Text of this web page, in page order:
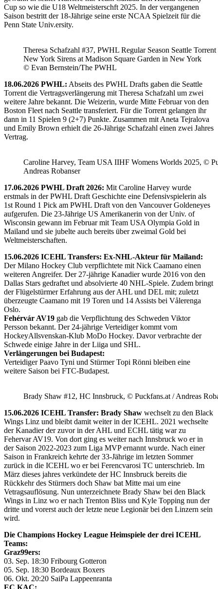
Cup so wie die U18 Weltmeisterschft 2025. In der vergangenen
Saison bestritt der 18-Jährige seine erste NCAA Spielzeit für die
Penn State Univ.ersity.
Theresa Schafzahl #37, PWHL Regular Season Seattle Torrent
New York Sirens at Madison Square Garden in New York
© Evan Bernstein/The PWHL
18.06.2026 PWHL: Abseits des PWHL Drafts gaben die Seattle
Torrent die Vertragsverlängerung mit Theresa Schafzahl um zwei
weitere Jahre bekannt. Die Weizerin, wurde Mitte Februar von den
Boston Fleet nach Seattle transferiert. Für die Torrent gelangen ihr
dann in 11 Spielen 9 (2+7) Punkte. Zusammen mit Aneta Tejralova
und Emily Brown erhielt die 26-Jährige Schafzahl einen zwei Jahres
Vertrag.
Caroline Harvey, Team USA IIHF Womens Worlds 2025, ©
Andreas Robanser
17.06.2026 PWHL Draft 2026: Mit Caroline Harvey wurde
erstmals in der PWHL Draft Geschichte eine Defensivspielerin als
1st Round 1 Pick am PWHL Draft von den Vancouver Goldeneyes
aufgerufen. Die 23-Jährige US Amerikanerin von der Univ. of
Wisconsin gewann im Februar mit Team USA Olympia Gold in
Mailand und sie jubelte auch bereits über zweimal Gold bei
Weltmeisterschaften.
15.06.2026 ICEHL Transfers: Ex-NHL-Akteur für Mailand:
Der Milano Hockey Club verpflichtete mit Nick Caamano einen
weiteren Angreifer. Der 27-jährige Kanadier wurde 2016 von den
Dallas Stars gedraftet und absolvierte 40 NHL-Spiele. Zudem bringt
der Flügelstürmer Erfahrung aus der AHL und DEL mit; zuletzt
überzeugte Caamano mit 19 Toren und 14 Assists bei Vålerenga
Oslo.
Fehérvár AV19 gab die Verpflichtung des Schweden Viktor
Persson bekannt. Der 24-jährige Verteidiger kommt vom
HockeyAllsvenskan-Klub MoDo Hockey. Davor verbrachte der
Schwede einige Jahre in der Liiga und SHL.
Verlängerungen bei Budapest:
Verteidiger Paavo Tyni und Stürmer Topi Rönni bleiben eine
weitere Saison bei FTC-Budapest.
Brady Shaw #12, HC Innsbruck, © Puckfans.at / Andreas
15.06.2026 ICEHL Transfer: Brady Shaw wechselt zu den Black
Wings Linz und bleibt damit weiter in der ICEHL. 2021 wechselte
der Kanadier der zuvor in der AHL und ECHL tätig war zu
Fehervar AV19. Von dort ging es weiter nach Innsbruck wo er in
der Saison 2022-2023 zum Liga MVP ernannt wurde. Nach einer
Saison in Frankreich kehrte der 33-Jährige im letzten Sommer
zurück in die ICEHL wo er bei Ferencvarosi TC unterschrieb. Im
März dieses jahres verkündete der HC Innsbruck bereits die
Rückkehr des Stürmers doch Shaw bat Mitte mai um eine
Vetragsauflösung. Nun unterzeichnete Brady Shaw bei den Black
Wings in Linz wo er nach Trenton Bliss und Kyle Topping nun der
dritte und vorerst auch der letzte neue Legionär bei den Linzern sein
wird.
Die Champions Hockey League Heimspiele der drei ICEHL
Teams:
Graz99ers:
03. Sep. 18:30 Fribourg Gotteron
05. Sep. 18:30 Bordeaux Boxers
06. Okt. 20:20 SaiPa Lappeenranta
EC KAC: